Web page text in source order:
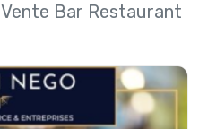
Vente Bar Restaurant